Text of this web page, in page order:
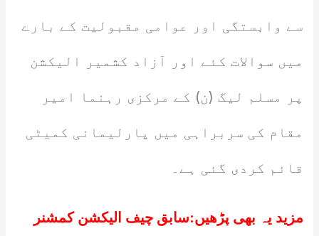
سے وابستگی اور عوامی مقبولیت کے بارے
میں سوالات کئے اور آزاد کشمیر الیکشن
پر مسلم لیگ (ن) کے مرکزی رہنما امیر
مقام کی سربراہی میں پارلیمانی کمیٹی
قائم کردی گئی ہے۔
مزید یہ بھی پڑھیں:سابق چیف الیکشن کمشنر